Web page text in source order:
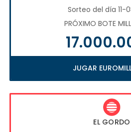
Sorteo del día 11-
PRÓXIMO BOTE
JUGAR
EL GORDO